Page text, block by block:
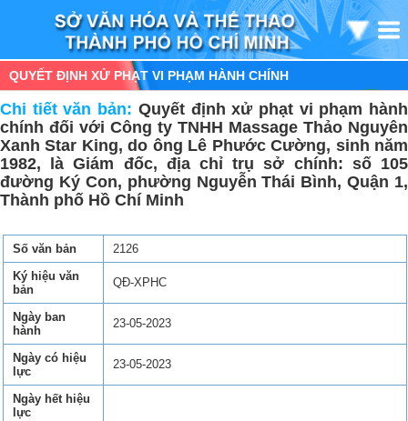
QUYẾT ĐỊNH XỬ PHẠT VI PHẠM HÀNH CHÍNH
Chi tiết văn bản: Quyết định xử phạt vi phạm hành
chính đối với Công ty TNHH Massage Thảo Nguyên
Xanh Star King, do ông Lê Phước Cường, sinh năm
1982, là Giám đốc, địa chỉ trụ sở chính: số 105
đường Ký Con, phường Nguyễn Thái Bình, Quận 1,
Thành phố Hồ Chí Minh
Số văn bản
2126
Ký hiệu văn
bản
QĐ-XPHC
Ngày ban
hành
23-05-2023
Ngày có hiệu
lực
23-05-2023
Ngày hết hiệu
lực